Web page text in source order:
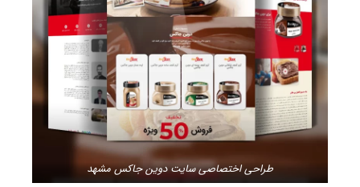
طراحی اختصاصی سایت دوین جاکس مشهد